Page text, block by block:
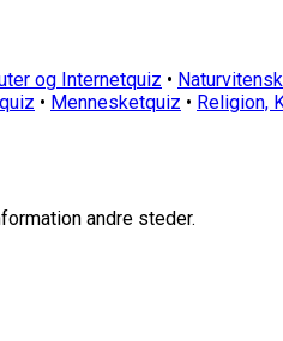
og Internetquiz •
• Mennesketquiz • Religion,
andre steder.